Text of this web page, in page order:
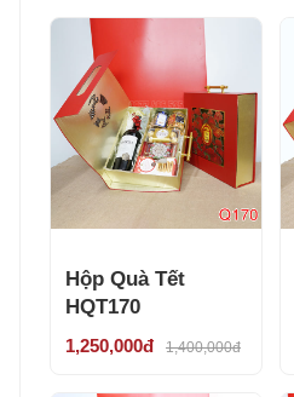
Hộp Quà Tết
HQT170
1,250,000đ 1,400,000đ